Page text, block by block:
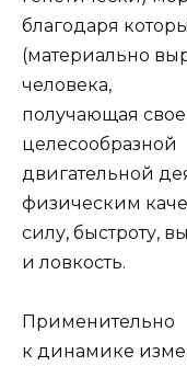
благодаря
(материально
человека,
получающая
целесообразной
двигательной
физическим
силу, быстроту,
и ловкость.
Применительно
к динамике